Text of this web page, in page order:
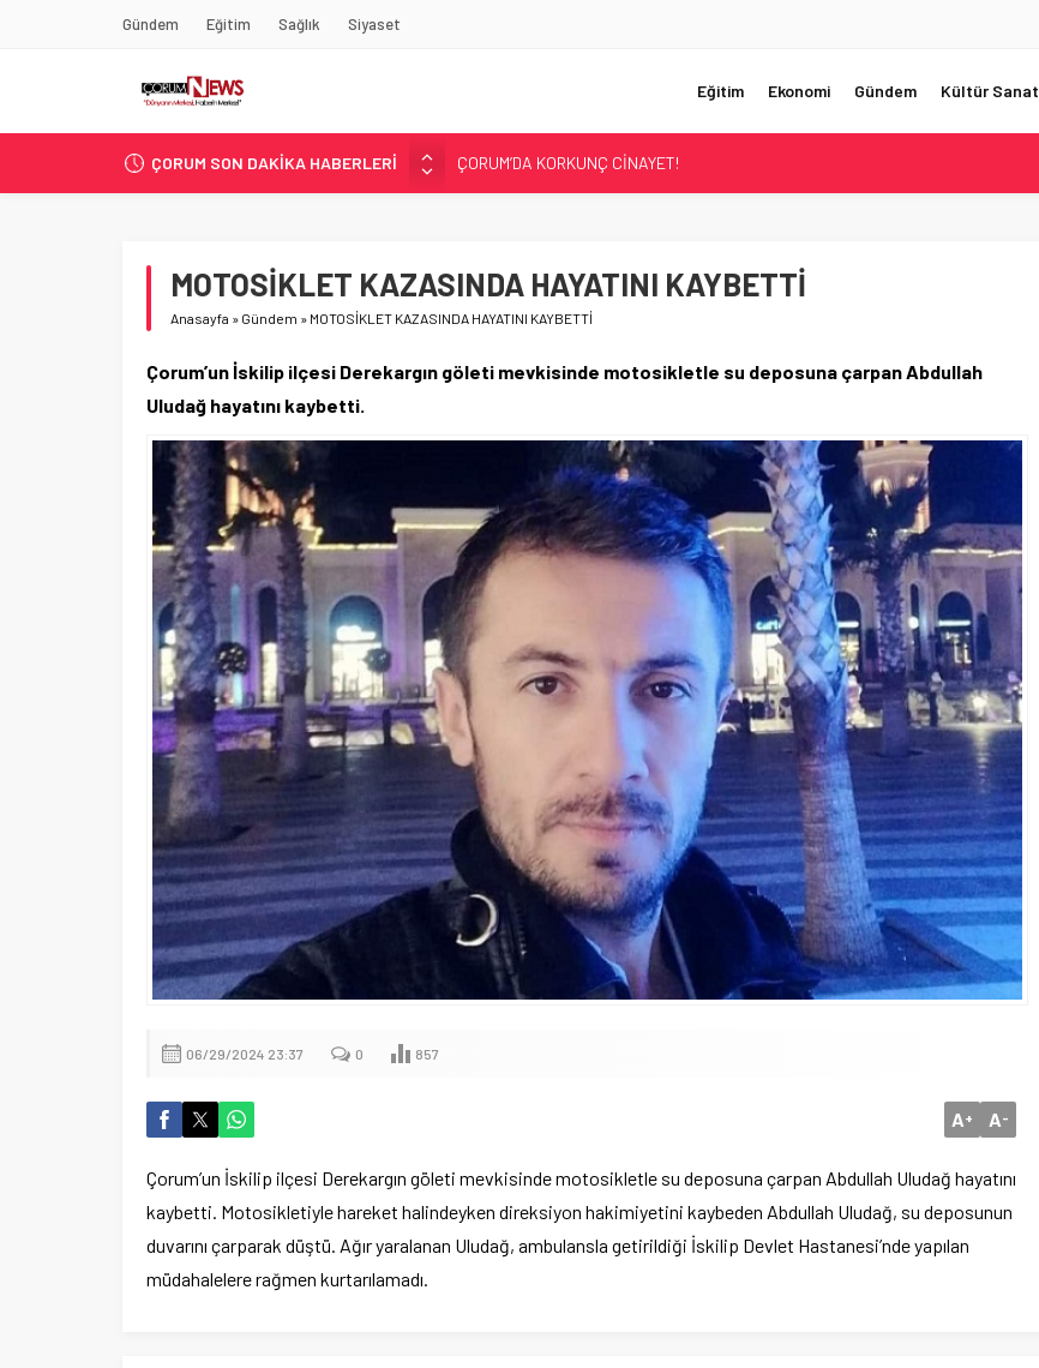
Gündem Eğitim Sağlık Siyaset
Eğitim Ekonomi Gündem Kültür Sanat
ÇORUM SON DAKİKA HABERLERİ
ÇORUM’DA KORKUNÇ CİNAYET!
ASLAN, CUMHURBAŞKANI BAŞDANIŞMANI OLDU
ÇATIDAN DÜŞTÜ!
MOTOSİKLET KAZASINDA HAYATINI KAYBETTİ
Anasayfa » Gündem » MOTOSİKLET KAZASINDA HAYATINI KAYBETTİ
Çorum’un İskilip ilçesi Derekargın göleti mevkisinde motosikletle su deposuna çarpan Abdullah
Uludağ hayatını kaybetti.
06/29/2024 23:37 0 857
A+ A-
Çorum’un İskilip ilçesi Derekargın göleti mevkisinde motosikletle su deposuna çarpan Abdullah Uludağ hayatını
kaybetti. Motosikletiyle hareket halindeyken direksiyon hakimiyetini kaybeden Abdullah Uludağ, su deposunun
duvarını çarparak düştü. Ağır yaralanan Uludağ, ambulansla getirildiği İskilip Devlet Hastanesi’nde yapılan
müdahalelere rağmen kurtarılamadı.